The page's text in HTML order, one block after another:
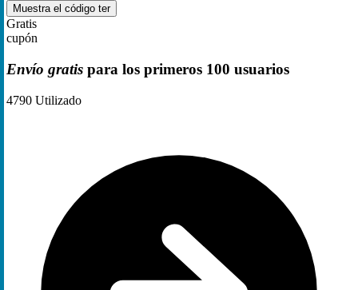
Muestra el código ter
Gratis
cupón
Envío gratis para los primeros 100 usuarios
4790 Utilizado